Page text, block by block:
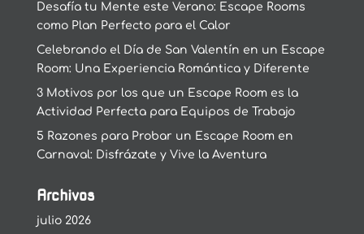
Desafía tu Mente este Verano: Escape Rooms
como Plan Perfecto para el Calor
Celebrando el Día de San Valentín en un Escape
Room: Una Experiencia Romántica y Diferente
3 Motivos por los que un Escape Room es la
Actividad Perfecta para Equipos de Trabajo
5 Razones para Probar un Escape Room en
Carnaval: Disfrázate y Vive la Aventura
Archivos
julio 2026